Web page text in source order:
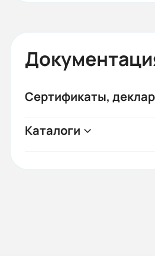
Сертификаты,
Каталоги